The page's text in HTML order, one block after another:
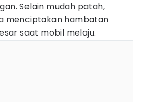
Selain mudah patah,
menciptakan hambatan
saat mobil melaju.